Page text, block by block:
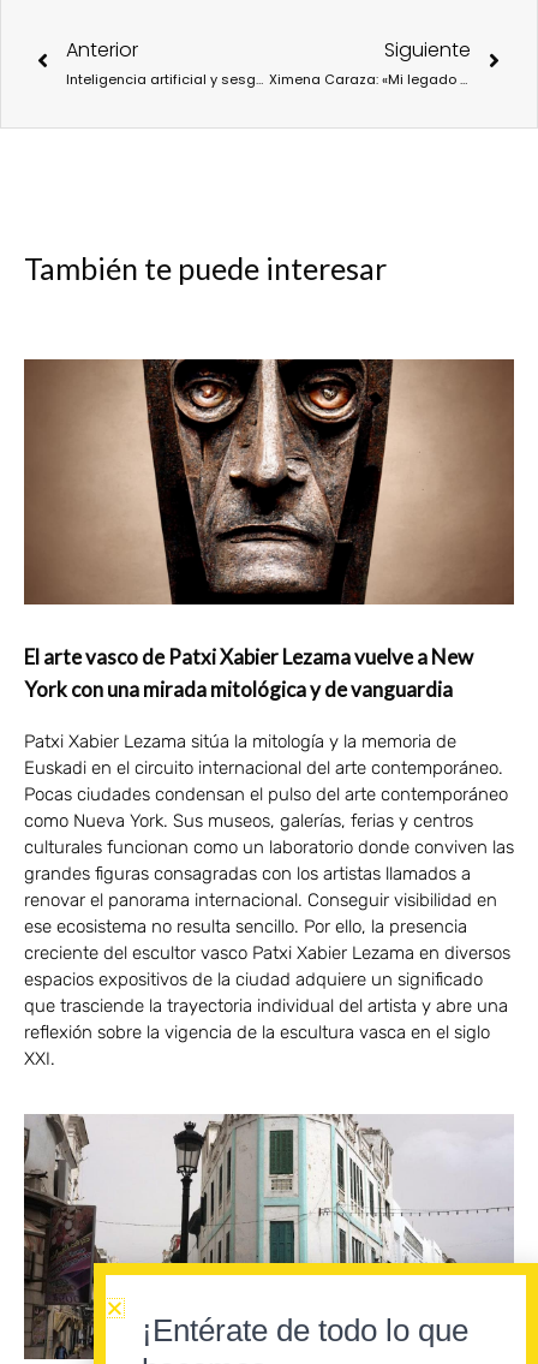
Anterior
Inteligencia artificial y sesgos médicos: cuando el algoritmo también discrimina
Siguiente
Ximena Caraza: «Mi legado sería saber que Casa de México ha contribuido a que México y España estén cada vez más unidos»
También te puede interesar
El arte vasco de Patxi Xabier Lezama vuelve a New
York con una mirada mitológica y de vanguardia
Patxi Xabier Lezama sitúa la mitología y la memoria de
Euskadi en el circuito internacional del arte contemporáneo.
Pocas ciudades condensan el pulso del arte contemporáneo
como Nueva York. Sus museos, galerías, ferias y centros
culturales funcionan como un laboratorio donde conviven las
grandes figuras consagradas con los artistas llamados a
renovar el panorama internacional. Conseguir visibilidad en
ese ecosistema no resulta sencillo. Por ello, la presencia
creciente del escultor vasco Patxi Xabier Lezama en diversos
espacios expositivos de la ciudad adquiere un significado
que trasciende la trayectoria individual del artista y abre una
reflexión sobre la vigencia de la escultura vasca en el siglo
XXI.
¡Entérate de todo lo que